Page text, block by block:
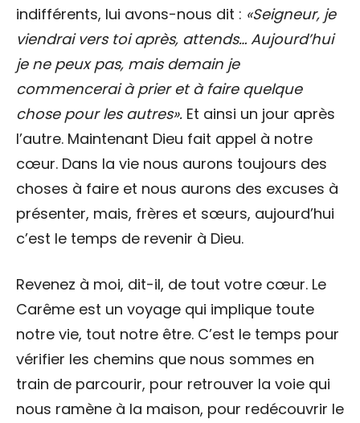
indifférents, lui avons-nous dit : «Seigneur, je
viendrai vers toi après, attends… Aujourd’hui
je ne peux pas, mais demain je
commencerai à prier et à faire quelque
chose pour les autres». Et ainsi un jour après
l’autre. Maintenant Dieu fait appel à notre
cœur. Dans la vie nous aurons toujours des
choses à faire et nous aurons des excuses à
présenter, mais, frères et sœurs, aujourd’hui
c’est le temps de revenir à Dieu.
Revenez à moi, dit-il, de tout votre cœur. Le
Carême est un voyage qui implique toute
notre vie, tout notre être. C’est le temps pour
vérifier les chemins que nous sommes en
train de parcourir, pour retrouver la voie qui
nous ramène à la maison, pour redécouvrir le